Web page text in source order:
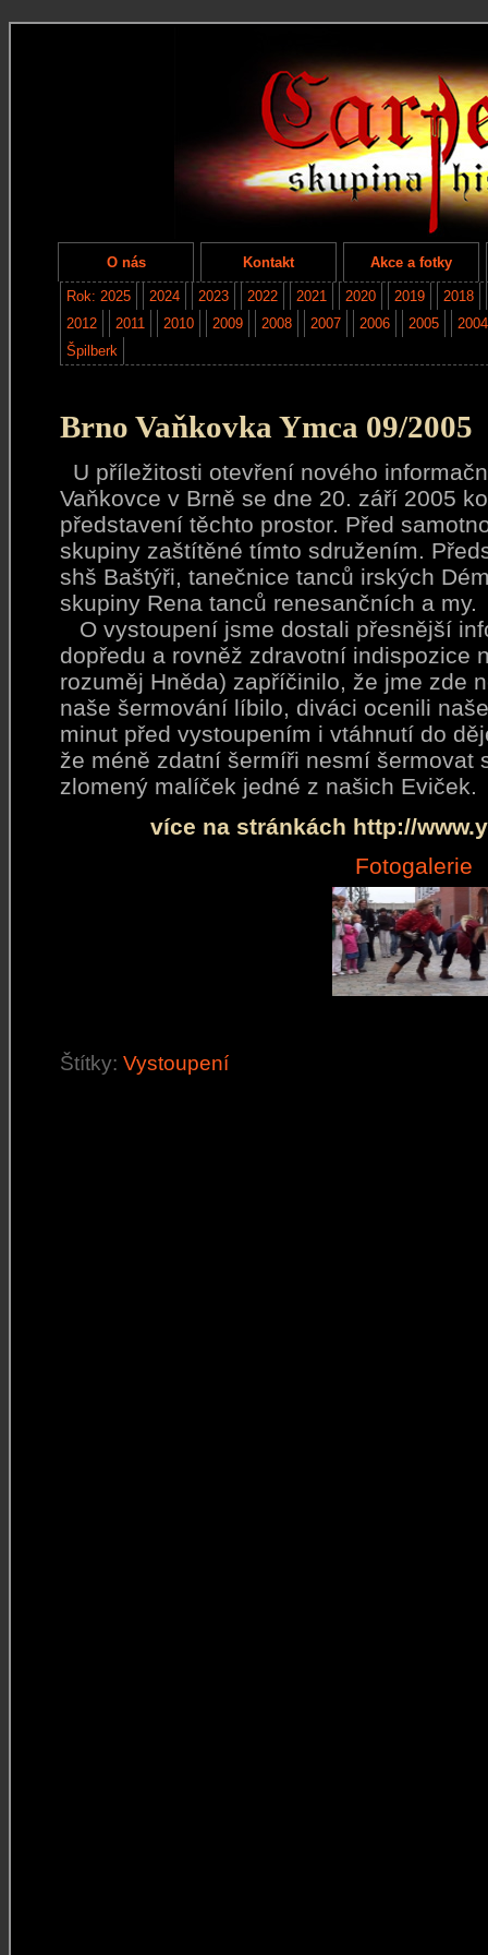
O nás Kontakt Akce a fotky
Rok: 2025 2024 2023 2022 2021 2020 2019
2018
2012
2011 2010 2009 2008 2007 2006 2005
2004
Špilberk
Brno Vaňkovka Ymca 09/2005
U příležitosti otevření nového
Vaňkovce v Brně se dne 20. září 2005
představení těchto prostor. Před
skupiny zaštítěné tímto sdružením.
shš Baštýři, tanečnice tanců irských
skupiny Rena tanců renesančních a my.
O vystoupení jsme dostali přesnější
dopředu a rovněž zdravotní indispozice
rozuměj Hněda) zapříčinilo, že jme zde
naše šermování líbilo, diváci ocenili
minut před vystoupením i vtáhnutí do
že méně zdatní šermíři nesmí šermovat
zlomený malíček jedné z našich Eviček.
více na stránkách http://
Fotogalerie
Štítky: Vystoupení